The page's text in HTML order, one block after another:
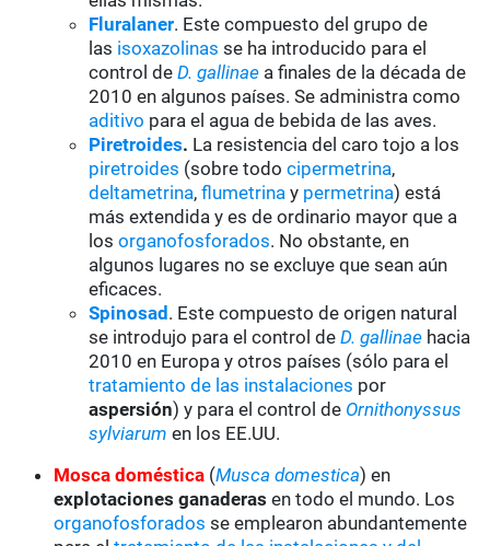
Fluralaner. Este compuesto del grupo de
las isoxazolinas se ha introducido para el
control deD. gallinae a finales de la década de
2010 en algunos países. Se administra como
aditivo para el agua de bebida de las aves.
Piretroides. La resistencia del caro tojo a los
piretroides (sobre todocipermetrina,
deltametrina,flumetrina y permetrina) está
más extendida y es de ordinario mayor que a
losorganofosforados. No obstante, en
algunos lugares no se excluye que sean aún
eficaces.
Spinosad . Este compuesto de origen natural
se introdujo para el control deD. gallinae hacia
2010 en Europa y otros países (sólo para el
tratamiento de las instalaciones por
aspersión) y para el control de Ornithonyssus
sylviarum en los EE.UU.
Mosca doméstica (Musca domestica) en
explotaciones ganaderas en todo el mundo. Los
organofosforados se emplearon abundantemente